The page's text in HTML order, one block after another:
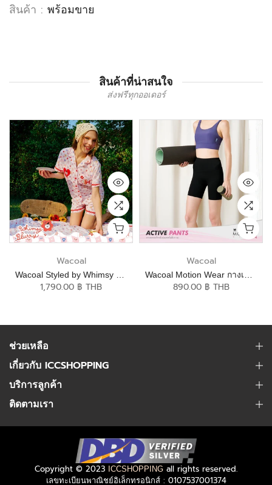
สินค้า : พร้อมขาย
สินค้าที่น่าสนใจ
ส่งฟรีทุกออเดอร์
Wacoal
1,790.00 ฿ THB
Wacoal
890.00 ฿ THB
ช่วยเหลือ
เกี่ยวกับ ICCSHOPPING
บริการลูกค้า
ติดตามเรา
Copyright © 2023 ICCSHOPPING all rights reserved.
เลขทะเบียนพาณิชย์อิเล็กทรอนิกส์ : 0107537001374